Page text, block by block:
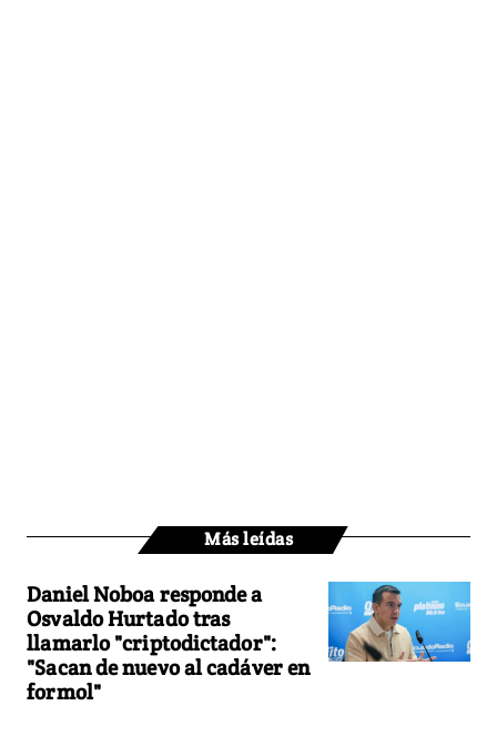
Más leídas
Daniel Noboa responde a
Osvaldo Hurtado tras
llamarlo "criptodictador":
"Sacan de nuevo al cadáver en
formol"